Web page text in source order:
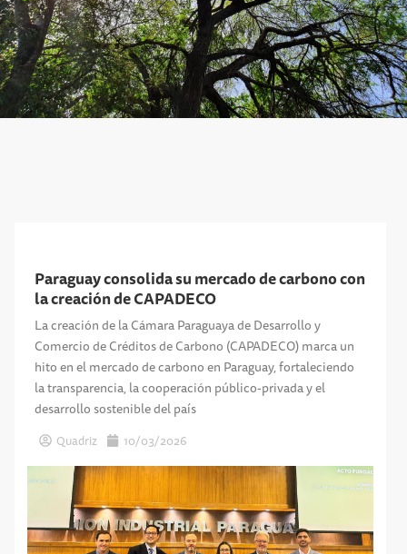
Paraguay consolida su mercado de carbono con
la creación de CAPADECO
La creación de la Cámara Paraguaya de Desarrollo y
Comercio de Créditos de Carbono (CAPADECO) marca un
hito en el mercado de carbono en Paraguay, fortaleciendo
la transparencia, la cooperación público-privada y el
desarrollo sostenible del país
Quadriz 10/03/2026